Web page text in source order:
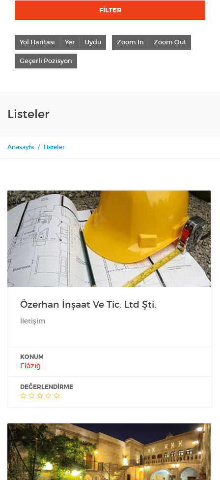
FILTER
Yol Haritası Yer Uydu Zoom In Zoom Out
Geçerli Pozisyon
Listeler
Anasayfa Listeler
Özerhan İnşaat Ve Tic. Ltd Şti.
İletişim
KONUM
Elâzığ
DEĞERLENDIRME